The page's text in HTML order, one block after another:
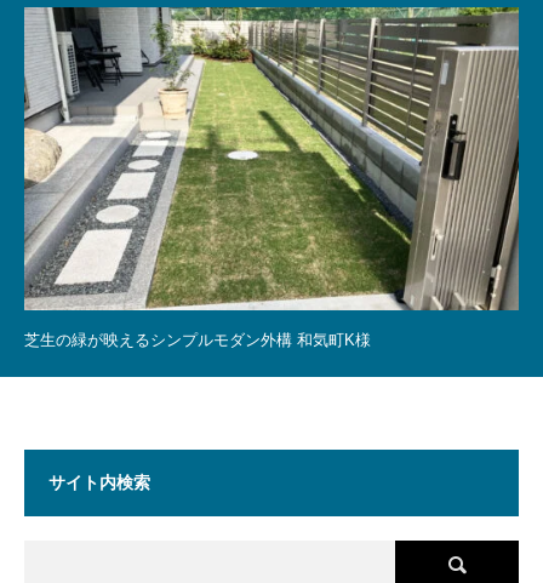
芝生の緑が映えるシンプルモダン外構 和気町K様
サイト内検索